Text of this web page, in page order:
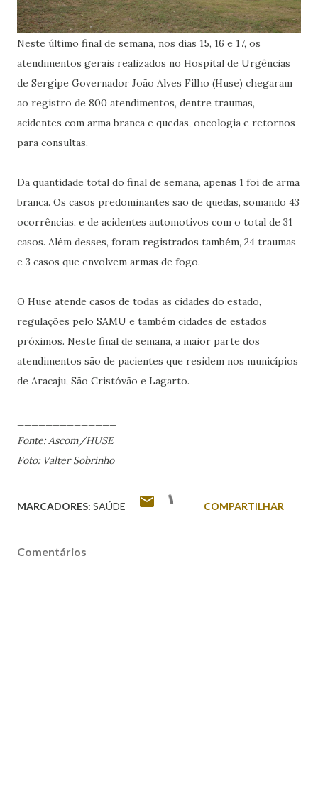
Neste último final de semana, nos dias 15, 16 e 17, os
atendimentos gerais realizados no Hospital de Urgências
de Sergipe Governador João Alves Filho (Huse) chegaram
ao registro de 800 atendimentos, dentre traumas,
acidentes com arma branca e quedas, oncologia e retornos
para consultas.
Da quantidade total do final de semana, apenas 1 foi de arma
branca. Os casos predominantes são de quedas, somando 43
ocorrências, e de acidentes automotivos com o total de 31
casos. Além desses, foram registrados também, 24 traumas
e 3 casos que envolvem armas de fogo.
O Huse atende casos de todas as cidades do estado,
regulações pelo SAMU e também cidades de estados
próximos. Neste final de semana, a maior parte dos
atendimentos são de pacientes que residem nos municípios
de Aracaju, São Cristóvão e Lagarto.
Fonte: Ascom/HUSE
Foto: Valter Sobrinho
MARCADORES: SAÚDE COMPARTILHAR
Comentários